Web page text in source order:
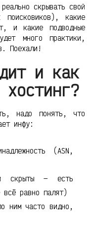
скрывать свой
какие
и какие подводные
много практики,
Поехали!
и как
надо понять, что
инфу:
(ASN,
скрыты — есть
всё равно палят)
ним часто видно,